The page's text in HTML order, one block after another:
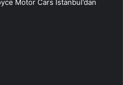
Motor Cars İstanbul’dan